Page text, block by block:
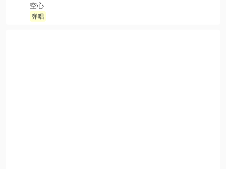
空心
弹唱